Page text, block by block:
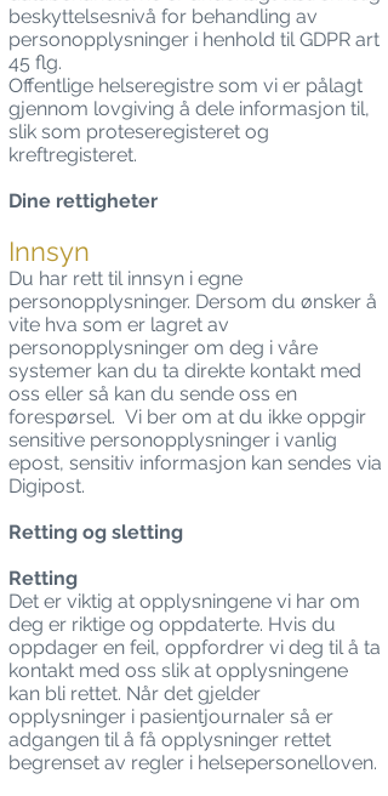
beskyttelsesnivå for behandling av
personopplysninger i henhold til GDPR art
45 flg.
Offentlige helseregistre som vi er pålagt
gjennom lovgiving å dele informasjon til,
slik som proteseregisteret og
kreftregisteret.
Dine rettigheter
Innsyn
Du har rett til innsyn i egne
personopplysninger. Dersom du ønsker å
vite hva som er lagret av
personopplysninger om deg i våre
systemer kan du ta direkte kontakt med
oss eller så kan du sende oss en
forespørsel. Vi ber om at du ikke oppgir
sensitive personopplysninger i vanlig
epost, sensitiv informasjon kan sendes via
Digipost.
Retting og sletting
Retting
Det er viktig at opplysningene vi har om
deg er riktige og oppdaterte. Hvis du
oppdager en feil, oppfordrer vi deg til å ta
kontakt med oss slik at opplysningene
kan bli rettet. Når det gjelder
opplysninger i pasientjournaler så er
adgangen til å få opplysninger rettet
begrenset av regler i helsepersonelloven.